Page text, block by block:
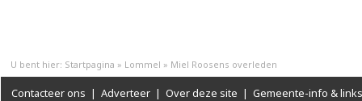
U bent hier: Startpagina » Lommel » Miel Roosens overleden
Contacteer ons | Adverteer | Over deze site | Gemeente-info & links